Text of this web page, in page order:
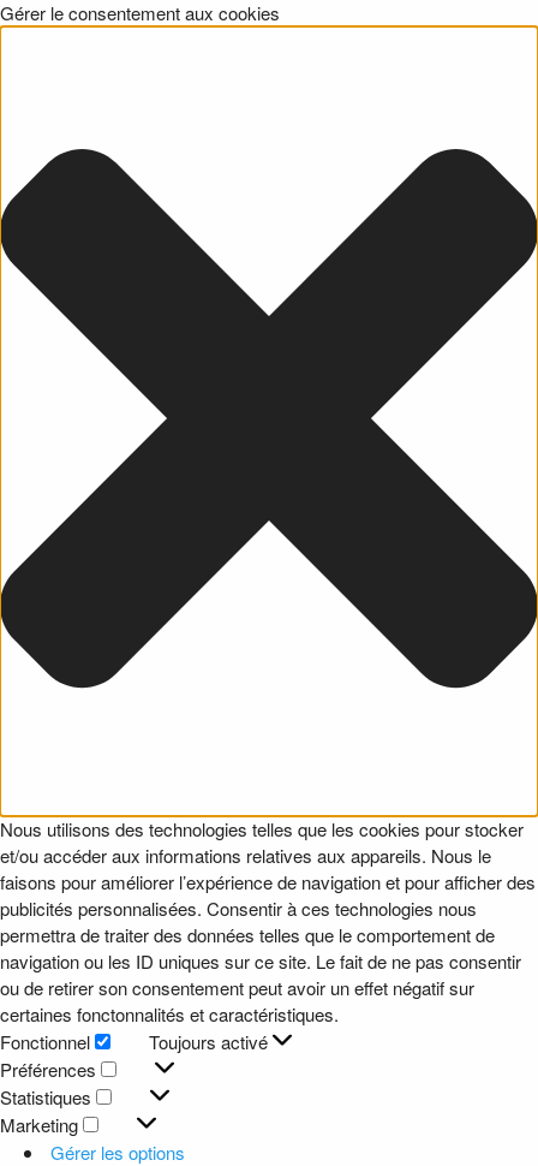
Gérer le consentement aux cookies
Nous utilisons des technologies telles que les cookies pour stocker
et/ou accéder aux informations relatives aux appareils. Nous le
faisons pour améliorer l’expérience de navigation et pour afficher des
publicités personnalisées. Consentir à ces technologies nous
permettra de traiter des données telles que le comportement de
navigation ou les ID uniques sur ce site. Le fait de ne pas consentir
ou de retirer son consentement peut avoir un effet négatif sur
certaines fonctonnalités et caractéristiques.
Fonctionnel
Fonctionnel
Toujours activé
Préférences
Préférences
Statistiques
Statistiques
Marketing
Marketing
Gérer les options